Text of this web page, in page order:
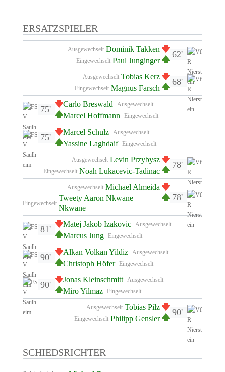
ERSATZSPIELER
62'
Ausgewechselt Dominik Takken
Eingewechselt Paul Junginger
68'
Ausgewechselt Tobias Kerz
Eingewechselt Magnus Farsch
Ausgewechselt
Carlo Breswald
Eingewechselt
Marcel Hoffmann
75'
Ausgewechselt
Marcel Schulz
Eingewechselt
Yassine Laghdaif
75'
78'
Ausgewechselt Levin Przybysz
Eingewechselt Noah Lukacevic-Tadinac
78'
Ausgewechselt Michael Almeida
Eingewechselt
Tweety Aaron Nkwane
Nkwane
Ausgewechselt
Matej Jakob Izakovic
Eingewechselt
Marcus Jung
81'
Ausgewechselt
Alkan Volkan Yildiz
Eingewechselt
Christoph Höfer
90'
Ausgewechselt
Jonas Kleinschmitt
Eingewechselt
Miro Yilmaz
90'
90'
Ausgewechselt Tobias Pilz
Eingewechselt Philipp Gensler
SCHIEDSRICHTER